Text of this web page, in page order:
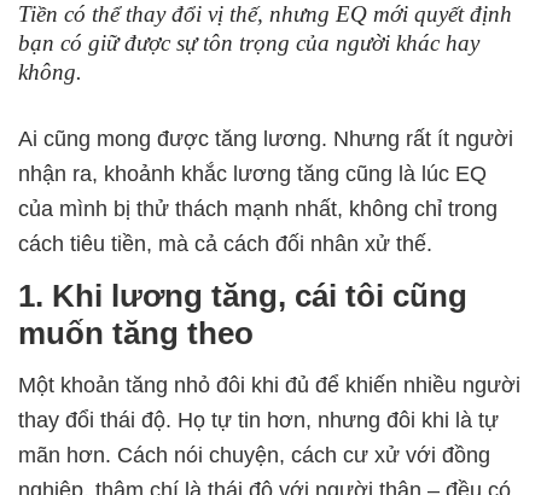
Tiền có thể thay đổi vị thế, nhưng EQ mới quyết định
bạn có giữ được sự tôn trọng của người khác hay
không.
Ai cũng mong được tăng lương. Nhưng rất ít người
nhận ra, khoảnh khắc lương tăng cũng là lúc EQ
của mình bị thử thách mạnh nhất, không chỉ trong
cách tiêu tiền, mà cả cách đối nhân xử thế.
1. Khi lương tăng, cái tôi cũng
muốn tăng theo
Một khoản tăng nhỏ đôi khi đủ để khiến nhiều người
thay đổi thái độ. Họ tự tin hơn, nhưng đôi khi là tự
mãn hơn. Cách nói chuyện, cách cư xử với đồng
nghiệp, thậm chí là thái độ với người thân – đều có